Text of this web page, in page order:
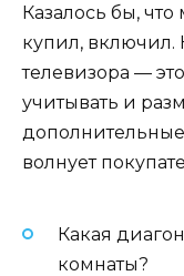
Казалось бы,
купил, включил.
телевизора —
учитывать и
волнует
Какая
комнаты?